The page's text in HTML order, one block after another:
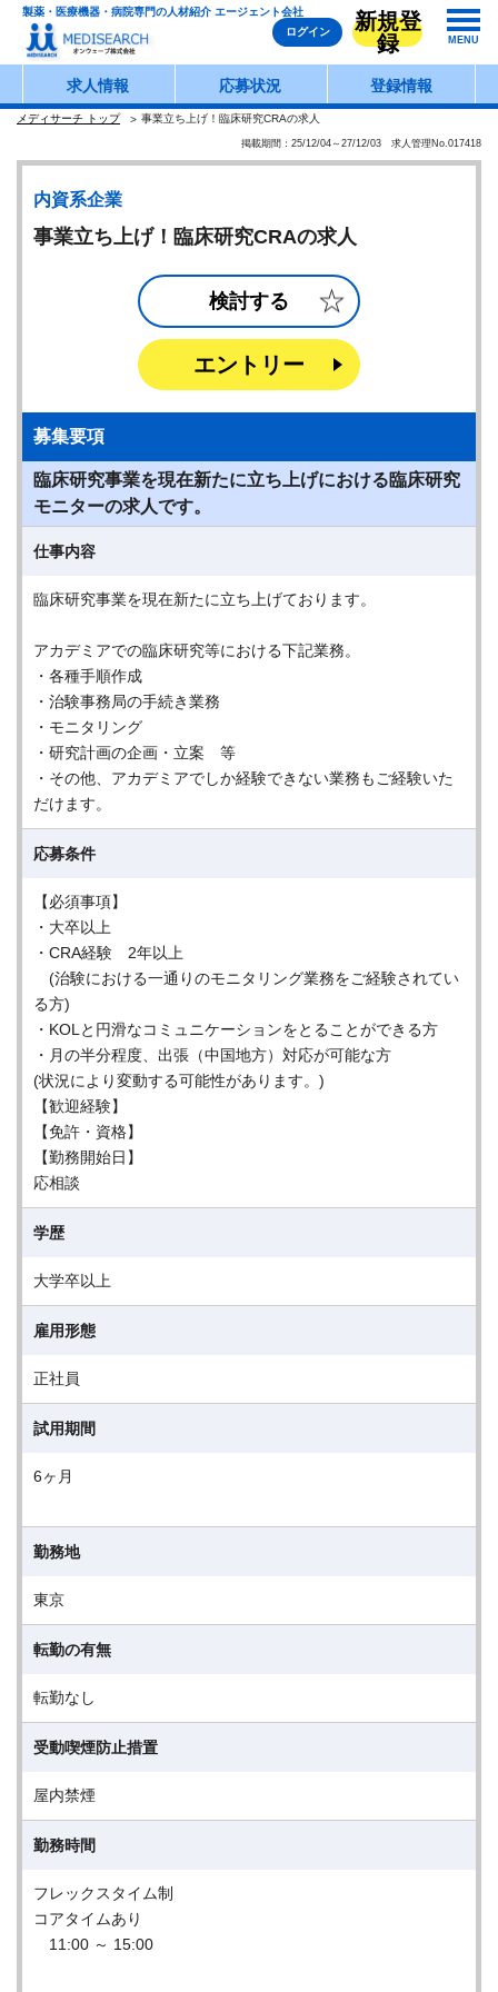
製薬・医療機器・病院専門の人材紹介 エージェント会社
ログイン
新規登
録
MENU
求人情報 応募状況 登録情報
メディサーチ トップ 事業立ち上げ！臨床研究CRAの求人
掲載期間：25/12/04～27/12/03 求人管理No.017418
内資系企業
事業立ち上げ！臨床研究CRAの求人
検討する
エントリー
募集要項
臨床研究事業を現在新たに立ち上げにおける臨床研究
モニターの求人です。
仕事内容
臨床研究事業を現在新たに立ち上げております。
アカデミアでの臨床研究等における下記業務。
・各種手順作成
・治験事務局の手続き業務
・モニタリング
・研究計画の企画・立案 等
・その他、アカデミアでしか経験できない業務もご経験いた
だけます。
応募条件
【必須事項】
・大卒以上
・CRA経験 2年以上
(治験における一通りのモニタリング業務をご経験されてい
る方)
・KOLと円滑なコミュニケーションをとることができる方
・月の半分程度、出張（中国地方）対応が可能な方
(状況により変動する可能性があります。)
【歓迎経験】
【免許・資格】
【勤務開始日】
応相談
学歴
大学卒以上
雇用形態
正社員
試用期間
6ヶ月
勤務地
東京
転勤の有無
転勤なし
受動喫煙防止措置
屋内禁煙
勤務時間
フレックスタイム制
コアタイムあり
11:00 ～ 15:00